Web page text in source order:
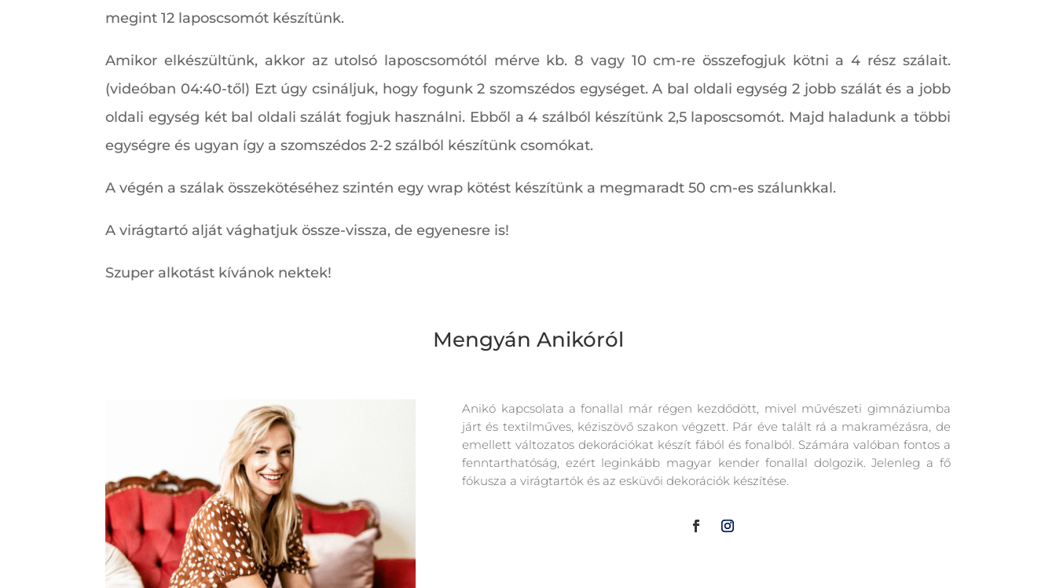
megint 12 laposcsomót készítünk.
Amikor elkészültünk, akkor az utolsó laposcsomótól mérve kb. 8 vagy 10 cm-re összefogjuk kötni a 4 rész szálait.
(videóban 04:40-től) Ezt úgy csináljuk, hogy fogunk 2 szomszédos egységet. A bal oldali egység 2 jobb szálát és a jobb
oldali egység két bal oldali szálát fogjuk használni. Ebből a 4 szálból készítünk 2,5 laposcsomót. Majd haladunk a többi
egységre és ugyan így a szomszédos 2-2 szálból készítünk csomókat.
A végén a szálak összekötéséhez szintén egy wrap kötést készítünk a megmaradt 50 cm-es szálunkkal.
A virágtartó alját vághatjuk össze-vissza, de egyenesre is!
Szuper alkotást kívánok nektek!
Mengyán Anikóról
Anikó kapcsolata a fonallal már régen kezdődött, mivel művészeti gimnáziumba
járt és textilműves, kéziszövő szakon végzett. Pár éve talált rá a makramézásra, de
emellett változatos dekorációkat készít fából és fonalból. Számára valóban fontos a
fenntarthatóság, ezért leginkább magyar kender fonallal dolgozik. Jelenleg a fő
fókusza a virágtartók és az esküvői dekorációk készítése.